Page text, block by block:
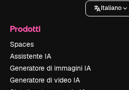
Italiano
Prodotti
Spaces
Assistente IA
Generatore di immagini IA
Generatore di video IA